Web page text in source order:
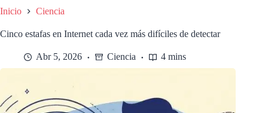
Inicio Ciencia
Cinco estafas en Internet cada vez más difíciles de detectar
Abr 5, 2026 Ciencia 4 mins